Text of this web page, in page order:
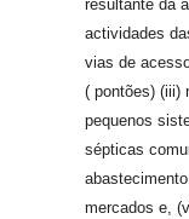
resultante da
actividades
vias de
( pontões) (iii)
pequenos
sépticas
mercados e,